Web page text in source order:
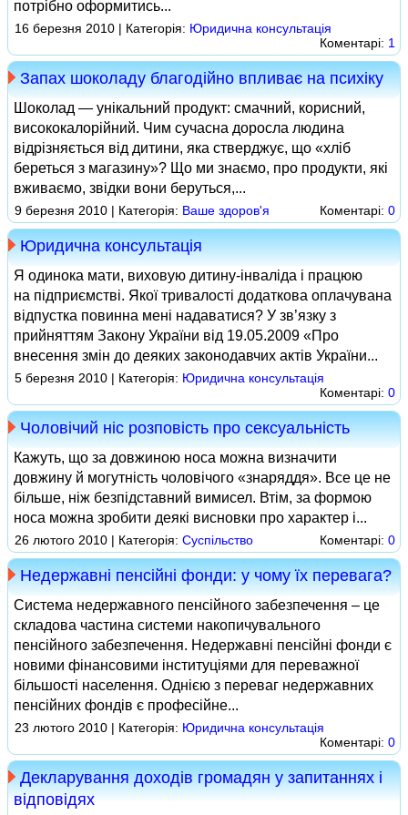
потрібно оформитись...
16 березня 2010 | Категорія: Юридична консультація
Коментарі: 1
Запах шоколаду благодійно впливає на психіку
Шоколад — унікальний продукт: смачний, корисний,
висококалорійний. Чим сучасна доросла людина
відрізняється від дитини, яка стверджує, що «хліб
береться з магазину»? Що ми знаємо, про продукти, які
вживаємо, звідки вони беруться,...
9 березня 2010 | Категорія: Ваше здоров'я Коментарі: 0
Юридична консультація
Я одинока мати, виховую дитину-інваліда і працюю
на підприємстві. Якої тривалості додаткова оплачувана
відпустка повинна мені надаватися? У зв’язку з
прийняттям Закону України від 19.05.2009 «Про
внесення змін до деяких законодавчих актів України...
5 березня 2010 | Категорія: Юридична консультація
Коментарі: 0
Чоловічий ніс розповість про сексуальність
Кажуть, що за довжиною носа можна визначити
довжину й могутність чоловічого «знаряддя». Все це не
більше, ніж безпідставний вимисел. Втім, за формою
носа можна зробити деякі висновки про характер і...
26 лютого 2010 | Категорія: Суспільство Коментарі: 0
Недержавні пенсійні фонди: у чому їх перевага?
Система недержавного пенсійного забезпечення – це
складова частина системи накопичувального
пенсійного забезпечення. Недержавні пенсійні фонди є
новими фінансовими інституціями для переважної
більшості населення. Однією з переваг недержавних
пенсійних фондів є професійне...
23 лютого 2010 | Категорія: Юридична консультація
Коментарі: 0
Декларування доходів громадян у запитаннях і
відповідях